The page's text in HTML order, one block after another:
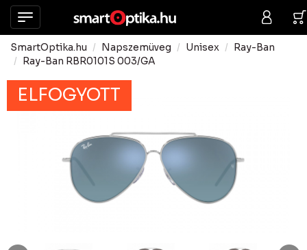
SmartOptika.hu Napszemüveg Unisex
Ray-Ban
Ray-Ban RBR0101S 003/GA
ELFOGYOTT